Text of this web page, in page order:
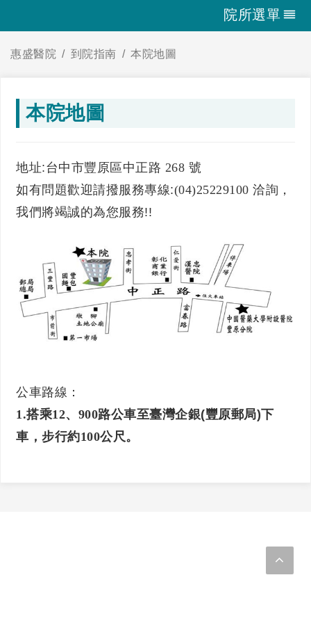
院所選單
惠盛醫院 到院指南 本院地圖
本院地圖
地址:台中市豐原區中正路 268 號
如有問題歡迎請撥服務專線:(04)25229100 洽詢，
我們將竭誠的為您服務!!
公車路線：
1.搭乘12、900路公車至臺灣企銀(豐原郵局)下
車，步行約100公尺。